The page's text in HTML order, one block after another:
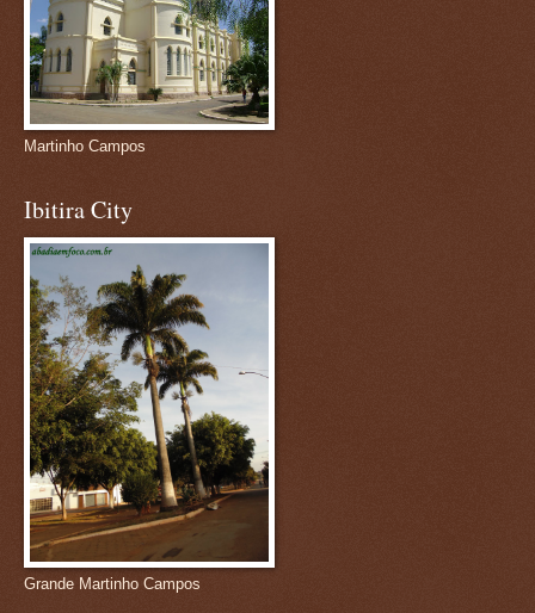
Martinho Campos
Ibitira City
Grande Martinho Campos